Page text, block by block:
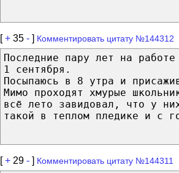
[+ 35 - ] Комментировать цитату №144312
Последние пару лет на
1 сентября.
Посыпаюсь в 8 утра и
Мимо проходят хмурые
всё лето завидовал, что у
такой в теплом пледике и с
[+ 29 - ] Комментировать цитату №144311